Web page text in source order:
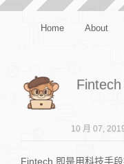
Home About
10 月 07,
Fintech 即是用科技手